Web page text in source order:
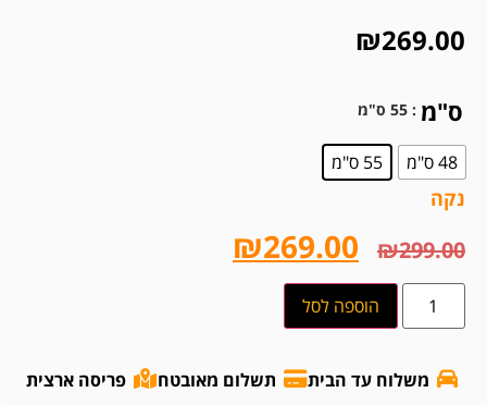
₪269.00
ס"מ : 55 ס"מ
48 ס"מ 55 ס"מ
נקה
₪299.00
₪269.00
הוספה לסל
משלוח עד הבית תשלום מאובטח פריסה ארצית